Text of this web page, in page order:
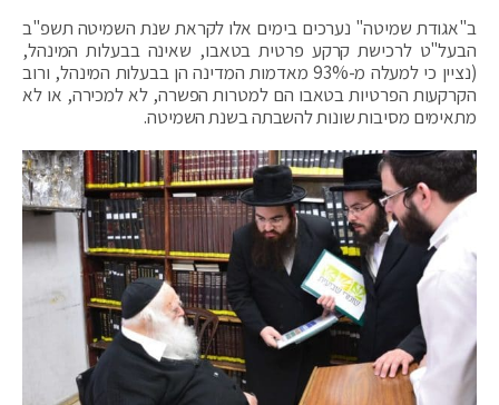
ב"אגודת שמיטה" נערכים בימים אלו לקראת שנת השמיטה תשפ"ב
הבעל"ט לרכישת קרקע פרטית בטאבו, שאינה בבעלות המינהל,
(נציין כי למעלה מ-93% מאדמות המדינה הן בבעלות המינהל, ורוב
הקרקעות הפרטיות בטאבו הם למטרות הפשרה, לא למכירה, או לא
מתאימים מסיבות שונות להשבתה בשנת השמיטה.